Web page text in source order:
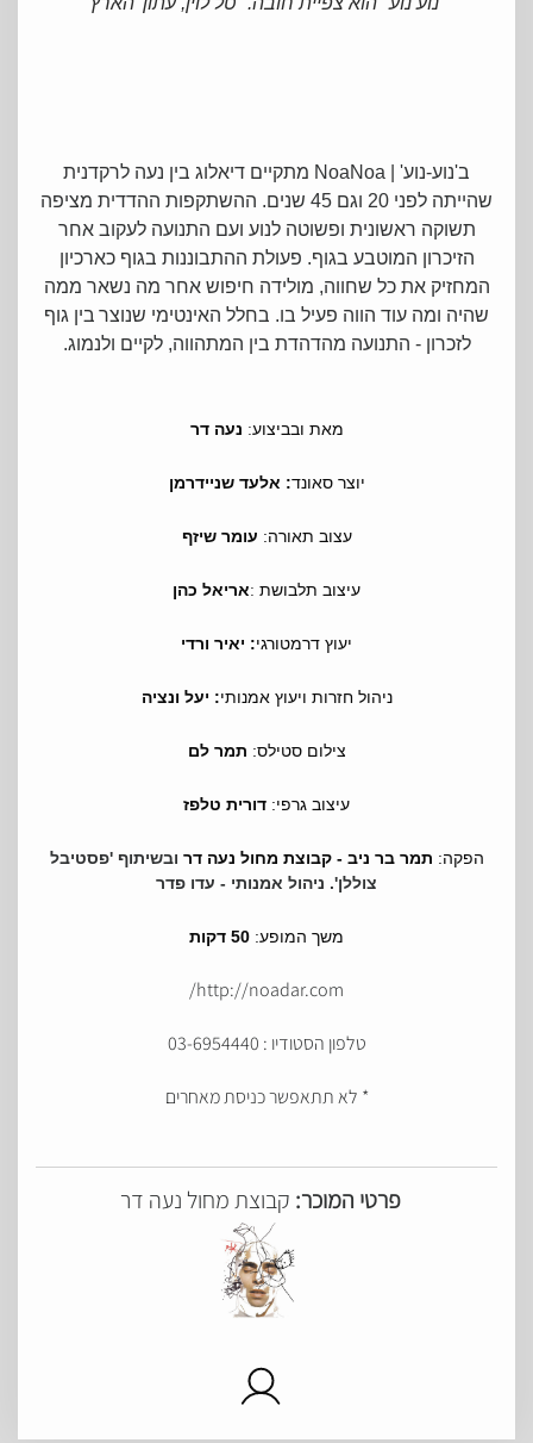
ב'נוע-נוע' | NoaNoa מתקיים דיאלוג בין נעה לרקדנית
שהייתה לפני 20 וגם 45 שנים. ההשתקפות ההדדית מציפה
תשוקה ראשונית ופשוטה לנוע ועם התנועה לעקוב אחר
הזיכרון המוטבע בגוף. פעולת ההתבוננות בגוף כארכיון
המחזיק את כל שחווה, מולידה חיפוש אחר מה נשאר ממה
שהיה ומה עוד הווה פעיל בו. בחלל האינטימי שנוצר בין גוף
לזכרון - התנועה מהדהדת בין המתהווה, לקיים ולנמוג.
מאת ובביצוע: נעה דר
יוצר סאונד: אלעד שניידרמן
עצוב תאורה: עומר שיזף
עיצוב תלבושת :אריאל כהן
יעוץ דרמטורגי: יאיר ורדי
ניהול חזרות ויעוץ אמנותי: יעל ונציה
צילום סטילס: תמר לם
עיצוב גרפי: דורית טלפז
הפקה: תמר בר ניב - קבוצת מחול נעה דר ובשיתוף 'פסטיבל
צוללן'. ניהול אמנותי - עדו פדר
משך המופע: 50 דקות
http://noadar.com/
טלפון הסטודיו : 03-6954440
* לא תתאפשר כניסת מאחרים
פרטי המוכר: קבוצת מחול נעה דר